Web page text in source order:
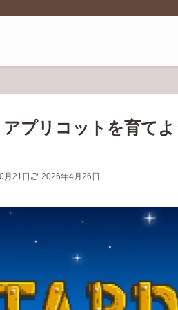
プリコットを育て
月21日 2026年4月26日